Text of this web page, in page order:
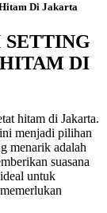
Di Jakarta
DI
hitam di Jakarta.
menjadi pilihan
menarik adalah
suasana
untuk